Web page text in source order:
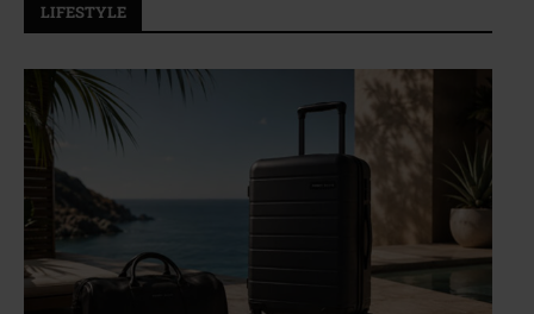
LIFESTYLE